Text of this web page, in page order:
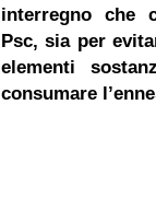
interregno che
Psc, sia per
elementi
consumare